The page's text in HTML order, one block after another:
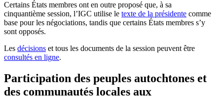
Certains États membres ont en outre proposé que, à sa
cinquantième session, l’IGC utilise le texte de la présidente comme
base pour les négociations, tandis que certains États membres s’y
sont opposés.
Les décisions et tous les documents de la session peuvent être
consultés en ligne.
Participation des peuples autochtones et
des communautés locales aux